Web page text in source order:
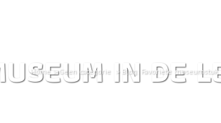
IN DE
Home>Geen categorie > Blog: Favoriete museumstuk